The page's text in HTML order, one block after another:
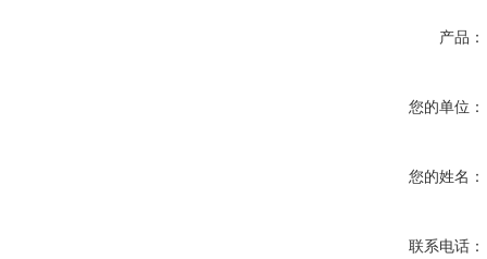
产品：
您的单位：
您的姓名：
联系电话：